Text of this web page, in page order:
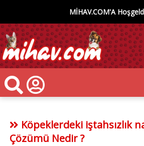
MİHAV.COM'A
Köpeklerdeki iştahsızlık
Çözümü Nedir ?